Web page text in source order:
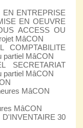
ENTREPRISE
EN OEUVRE
ACCESS OU
MâCON
COMPTABILITE
partiel MâCON
SECRETARIAT
partiel MâCON
MâCON
MâCON
30